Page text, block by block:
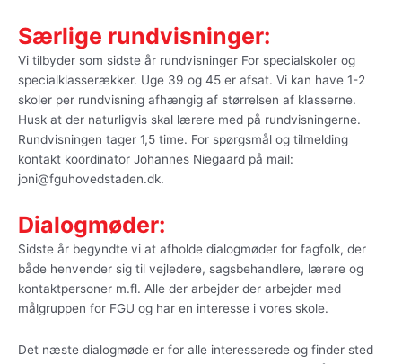
Særlige rundvisninger:
Vi tilbyder som sidste år rundvisninger For specialskoler og
specialklasserækker. Uge 39 og 45 er afsat. Vi kan have 1-2
skoler per rundvisning afhængig af størrelsen af klasserne.
Husk at der naturligvis skal lærere med på rundvisningerne.
Rundvisningen tager 1,5 time. For spørgsmål og tilmelding
kontakt koordinator Johannes Niegaard på mail:
joni@fguhovedstaden.dk.
Dialogmøder:
Sidste år begyndte vi at afholde dialogmøder for fagfolk, der
både henvender sig til vejledere, sagsbehandlere, lærere og
kontaktpersoner m.fl. Alle der arbejder der arbejder med
målgruppen for FGU og har en interesse i vores skole.
Det næste dialogmøde er for alle interesserede og finder sted